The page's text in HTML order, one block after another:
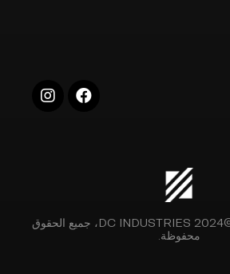
حقوق الطبع والنشر ©2024 DC INDUSTRIES، جميع الحقوق
محفوظة.